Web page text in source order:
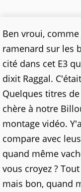
Ben vroui,
ramenard sur les
cité dans cet E3
dixit Raggal.
Quelques titres
chère à notre
montage vidéo.
compare avec
quand même
vous croyez ?
mais bon, quand